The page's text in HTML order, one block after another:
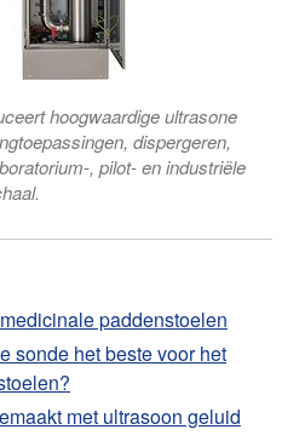
hoogwaardige ultrasone
dispergeren,
, pilot- en industriële
paddenstoelen
sonde het beste voor het
met ultrasoon geluid